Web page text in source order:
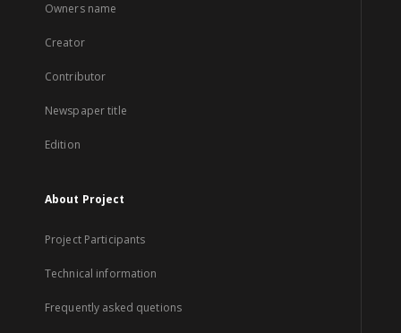
Owners name
Creator
Contributor
Newspaper title
Edition
About Project
Project Participants
Technical information
Frequently asked quetions